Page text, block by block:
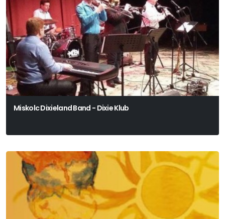
Miskolc Dixieland Band - Dixie Klub